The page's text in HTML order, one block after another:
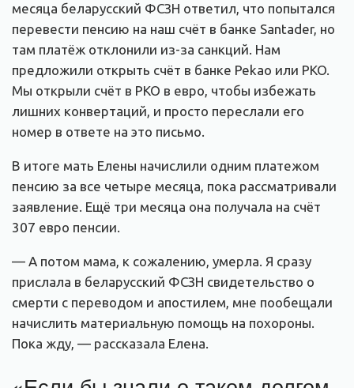
месяца беларусский ФСЗН ответил, что попытался
перевести пенсию на наш счёт в банке Santader, но
там платёж отклонили из-за санкций. Нам
предложили открыть счёт в банке Pekao или PKO.
Мы открыли счёт в PKO в евро, чтобы избежать
лишних конвертаций, и просто переслали его
номер в ответе на это письмо.
В итоге мать Елены начислили одним платежом
пенсию за все четыре месяца, пока рассматривали
заявление. Ещё три месяца она получала на счёт
307 евро пенсии.
— А потом мама, к сожалению, умерла. Я сразу
прислала в беларусский ФСЗН свидетельство о
смерти с переводом и апостилем, мне пообещали
начислить материальную помощь на похороны.
Пока жду, — рассказала Елена.